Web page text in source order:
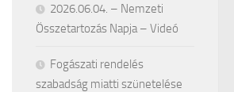
2026.06.04. – Nemzeti
Összetartozás Napja – Videó
Fogászati rendelés
szabadság miatti szünetelése